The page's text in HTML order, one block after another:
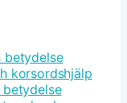
betydelse
korsordshjälp
betydelse